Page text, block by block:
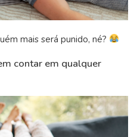
mais será punido, né?
contar em qualquer